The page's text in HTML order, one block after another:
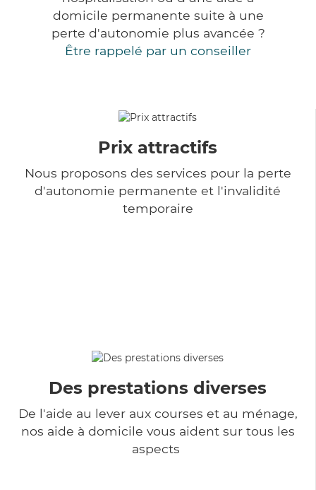
domicile permanente suite à une
perte d'autonomie plus avancée ?
Être rappelé par un conseiller
Prix attractifs
Nous proposons des services pour la perte
d'autonomie permanente et l'invalidité
temporaire
Des prestations diverses
De l'aide au lever aux courses et au ménage,
nos aide à domicile vous aident sur tous les
aspects